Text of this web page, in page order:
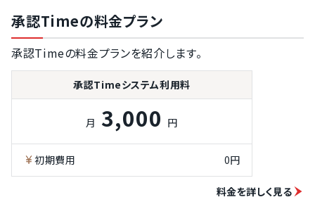
承認Timeの料金プラン
承認Timeの料金プランを紹介します。
承認Timeシステム利用料
月 3,000 円
初期費用 0円
料金を詳しく見る